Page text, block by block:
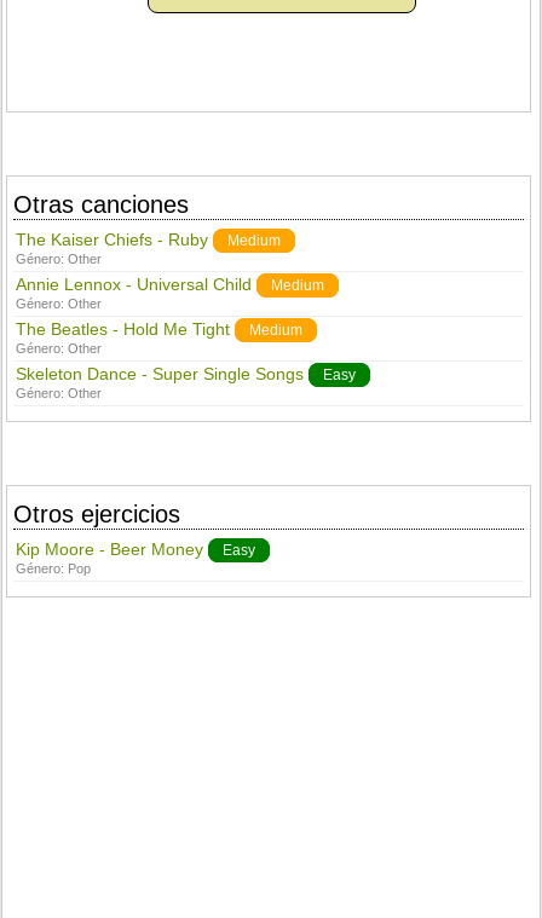
Otras canciones
The Kaiser Chiefs - Ruby Medium
Género:Other
Annie Lennox - Universal Child Medium
Género:Other
The Beatles - Hold Me Tight Medium
Género:Other
Skeleton Dance - Super Single Songs Easy
Género:Other
Otros ejercicios
Kip Moore - Beer Money Easy
Género: Pop